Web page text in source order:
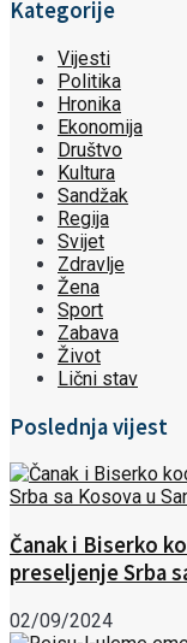
Kategorije
Vijesti
Politika
Hronika
Ekonomija
Društvo
Kultura
Sandžak
Regija
Svijet
Zdravlje
Žena
Sport
Zabava
Život
Lični stav
Poslednja vijest
Čanak i Biserko
preseljenje Srba
02/09/2024